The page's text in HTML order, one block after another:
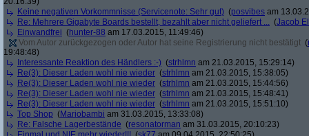
Keine negativen Vorkommnisse (Servicenote: Sehr gut) (posvibes am
Re: Mehrere Gigabyte Boards bestellt, bezahlt aber nicht geliefert ... (Jacob
Einwandfrei (hunter-88 am 17.03.2015, 11:49:46)
Vom Autor zurückgezogen oder Autor hat seine Registrierung nicht bestätigt (
19:48:48)
Interessante Reaktion des Händlers :-) (strhlmn am 21.03.2015, 15:29:14)
Re(3): Dieser Laden wohl nie wieder (strhlmn am 21.03.2015, 15:38:05)
Re(3): Dieser Laden wohl nie wieder (strhlmn am 21.03.2015, 15:44:56)
Re(3): Dieser Laden wohl nie wieder (strhlmn am 21.03.2015, 15:48:41)
Re(3): Dieser Laden wohl nie wieder (strhlmn am 21.03.2015, 15:51:10)
Top Shop (Mariobambi am 31.03.2015, 13:33:08)
Re: Falsche Lagerbestände (resonatorman am 31.03.2015, 20:10:23)